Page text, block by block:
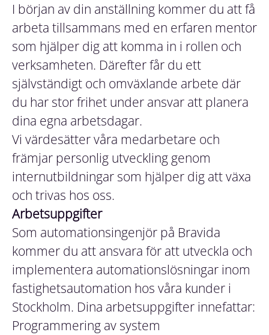
I början av din anställning kommer du att få
arbeta tillsammans med en erfaren mentor
som hjälper dig att komma in i rollen och
verksamheten. Därefter får du ett
självständigt och omväxlande arbete där
du har stor frihet under ansvar att planera
dina egna arbetsdagar.
Vi värdesätter våra medarbetare och
främjar personlig utveckling genom
internutbildningar som hjälper dig att växa
och trivas hos oss.
Arbetsuppgifter
Som automationsingenjör på Bravida
kommer du att ansvara för att utveckla och
implementera automationslösningar inom
fastighetsautomation hos våra kunder i
Stockholm. Dina arbetsuppgifter innefattar:
Programmering av system